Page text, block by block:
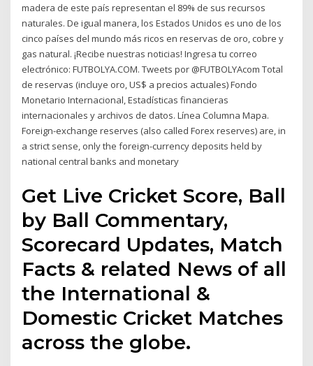
madera de este país representan el 89% de sus recursos
naturales. De igual manera, los Estados Unidos es uno de los
cinco países del mundo más ricos en reservas de oro, cobre y
gas natural. ¡Recibe nuestras noticias! Ingresa tu correo
electrónico: FUTBOLYA.COM. Tweets por @FUTBOLYAcom Total
de reservas (incluye oro, US$ a precios actuales) Fondo
Monetario Internacional, Estadísticas financieras
internacionales y archivos de datos. Línea Columna Mapa.
Foreign-exchange reserves (also called Forex reserves) are, in
a strict sense, only the foreign-currency deposits held by
national central banks and monetary
Get Live Cricket Score, Ball
by Ball Commentary,
Scorecard Updates, Match
Facts & related News of all
the International &
Domestic Cricket Matches
across the globe.